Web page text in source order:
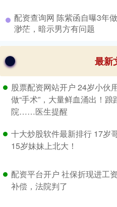
配资查询网 陈紫函自曝3年
渺茫，暗示男方有问题
最新
股票配资网站开户 24岁小伙
做“手术”，大量鲜血涌出！踉
院……医生提醒
十大炒股软件最新排行 17岁
15岁妹妹上北大！
配资平台开户 社保折现进工
补偿，法院判了